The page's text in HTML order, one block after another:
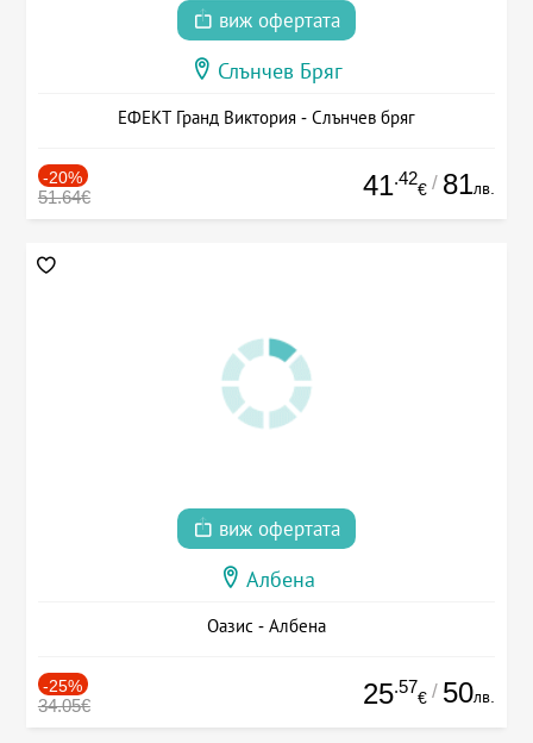
виж офертата
Слънчев Бряг
ЕФЕКТ Гранд Виктория - Слънчев бряг
-20%
51.64€ 41.42
€ / 81лв.
виж офертата
Албена
Оазис - Албена
-25%
34.05€ 25.57
€ / 50лв.